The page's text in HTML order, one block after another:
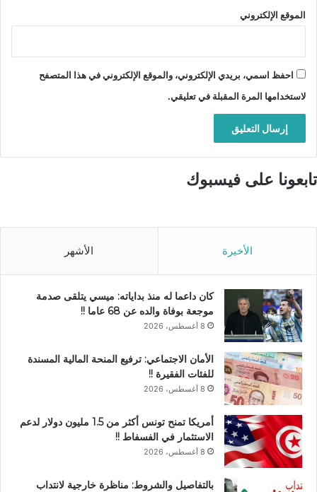
الموقع الإلكتروني
احفظ اسمي، بريدي الإلكتروني، والموقع الإلكتروني في هذا المتصفح
لاستخدامها المرة المقبلة في تعليقي.
تابعونا على فيسبوك
الأخيرة الأشهر
كان داعما له منذ بداياته: ميسي يتلقى صدمة
موجعة بوفاة والده عن 68 عاما !!
8 أغسطس، 2026
الأمان الاجتماعي: ترفيع المنحة المالية المسندة
للفئات الفقيرة !!
8 أغسطس، 2026
أمريكا تمنح تونس أكثر من 1.5 مليون دولار لدعم
الاستثمار في الفسفاط !!
8 أغسطس، 2026
بالتفاصيل والشروط: مناظرة خارجية لانتداب